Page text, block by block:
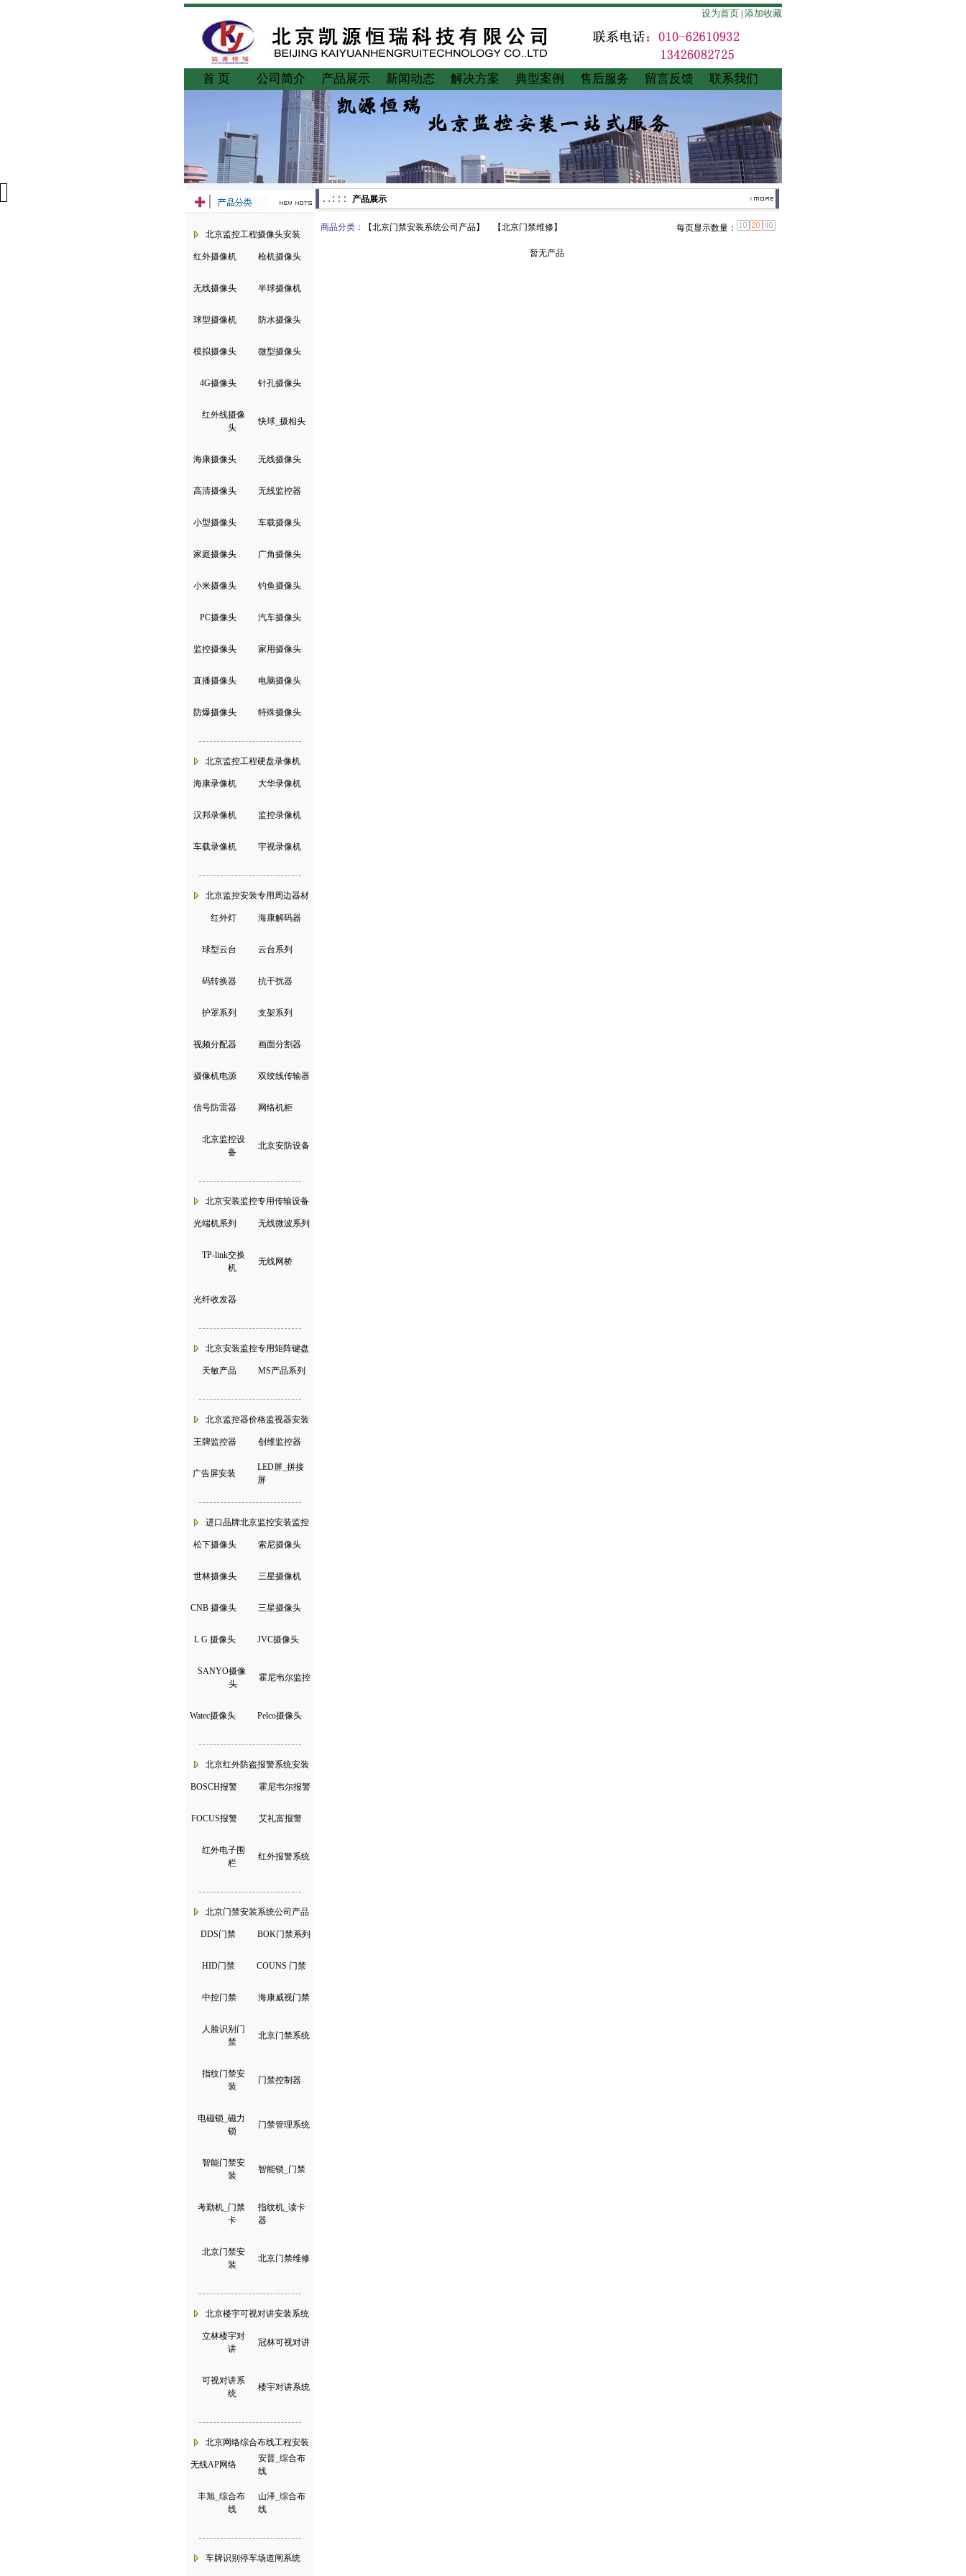
设为首页 添加收藏
首 页 公司简介 产品展示 新闻动态 解决方案 典型案例 售后服务 留言反馈 联系我们
北京监控工程摄像头安装
红外摄像机 枪机摄像头
无线摄像头 半球摄像机
球型摄像机 防水摄像头
模拟摄像头 微型摄像头
4G摄像头 针孔摄像头
红外线摄像
头
快球_摄相头
海康摄像头 无线摄像头
高清摄像头 无线监控器
小型摄像头 车载摄像头
家庭摄像头 广角摄像头
小米摄像头 钓鱼摄像头
PC摄像头 汽车摄像头
监控摄像头 家用摄像头
直播摄像头 电脑摄像头
防爆摄像头 特殊摄像头
北京监控工程硬盘录像机
海康录像机 大华录像机
汉邦录像机 监控录像机
车载录像机 宇视录像机
北京监控安装专用周边器材
红外灯 海康解码器
球型云台 云台系列
码转换器 抗干扰器
护罩系列 支架系列
视频分配器 画面分割器
摄像机电源 双绞线传输器
信号防雷器 网络机柜
北京监控设
备
北京安防设备
北京安装监控专用传输设备
光端机系列 无线微波系列
TP-link交换
机
无线网桥
光纤收发器
北京安装监控专用矩阵键盘
天敏产品 MS产品系列
北京监控器价格监视器安装
王牌监控器 创维监控器
广告屏安装
LED屏_拼接
屏
进口品牌北京监控安装监控
松下摄像头 索尼摄像头
世林摄像头 三星摄像机
CNB 摄像头 三星摄像头
L G 摄像头 JVC摄像头
SANYO摄像
头
霍尼韦尔监控
Watec摄像头 Pelco摄像头
北京红外防盗报警系统安装
BOSCH报警 霍尼韦尔报警
FOCUS报警 艾礼富报警
红外电子围
栏
红外报警系统
北京门禁安装系统公司产品
DDS门禁 BOK门禁系列
HID门禁 COUNS 门禁
中控门禁 海康威视门禁
人脸识别门
禁
北京门禁系统
指纹门禁安
装
门禁控制器
电磁锁_磁力
锁
门禁管理系统
智能门禁安
装
智能锁_门禁
考勤机_门禁
卡
指纹机_读卡
器
北京门禁安
装
北京门禁维修
北京楼宇可视对讲安装系统
立林楼宇对
讲
冠林可视对讲
可视对讲系
统
楼宇对讲系统
北京网络综合布线工程安装
无线AP网络
安普_综合布
线
丰旭_综合布
线
山泽_综合布
线
车牌识别停车场道闸系统
产品展示
商品分类： 【北京门禁安装系统公司产品】 【北京门禁维修】 每页显示数量：
暂无产品